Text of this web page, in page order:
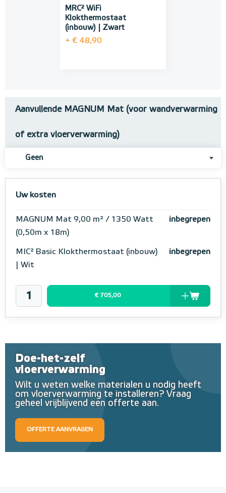
MRC² WiFi
Klokthermostaat
(inbouw) | Zwart
+ € 48,90
Aanvullende MAGNUM Mat (voor wandverwarming
of extra vloerverwarming)
Geen
Uw kosten
MAGNUM Mat 9,00 m² / 1350 Watt
(0,50m x 18m)
inbegrepen
MIC² Basic Klokthermostaat (inbouw)
| Wit
inbegrepen
€ 705,00
Doe-het-zelf
vloerverwarming
Wilt u weten welke materialen u nodig heeft
om vloerverwarming te installeren? Vraag
geheel vrijblijvend een offerte aan.
OFFERTE AANVRAGEN